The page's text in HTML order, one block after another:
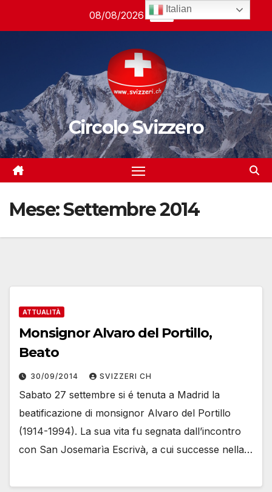
08/08/2026 17:11
Circolo Svizzero
Mese:Settembre 2014
ATTUALITÀ
Monsignor Alvaro del Portillo,
Beato
30/09/2014 SVIZZERI CH
Sabato 27 settembre si é tenuta a Madrid la
beatificazione di monsignor Alvaro del Portillo
(1914-1994). La sua vita fu segnata dall’incontro
con San Josemarìa Escrivà, a cui successe nella…
Italian